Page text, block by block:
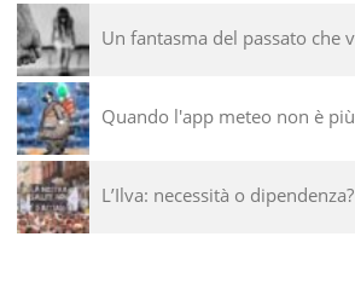
Un fantasma del passato che
Quando l'app meteo non è
L’Ilva: necessità o dipendenza?